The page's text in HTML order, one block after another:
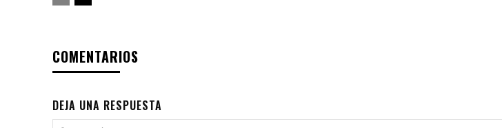
COMENTARIOS
DEJA UNA RESPUESTA